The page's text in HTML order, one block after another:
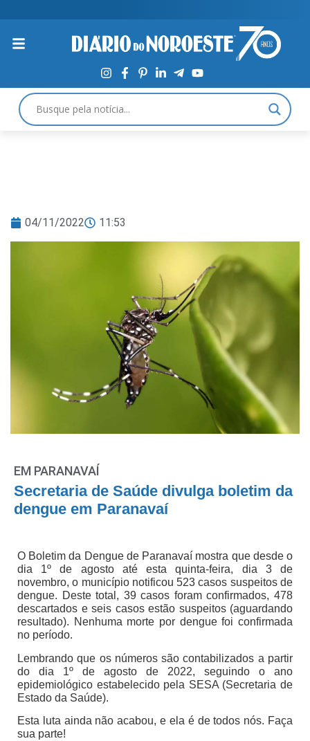
04/11/2022 11:53
EM PARANAVAÍ
Secretaria de Saúde divulga boletim da
dengue em Paranavaí
O Boletim da Dengue de Paranavaí mostra que desde o
dia 1º de agosto até esta quinta-feira, dia 3 de
novembro, o município notificou 523 casos suspeitos de
dengue. Deste total, 39 casos foram confirmados, 478
descartados e seis casos estão suspeitos (aguardando
resultado). Nenhuma morte por dengue foi confirmada
no período.
Lembrando que os números são contabilizados a partir
do dia 1º de agosto de 2022, seguindo o ano
epidemiológico estabelecido pela SESA (Secretaria de
Estado da Saúde).
Esta luta ainda não acabou, e ela é de todos nós. Faça
sua parte!